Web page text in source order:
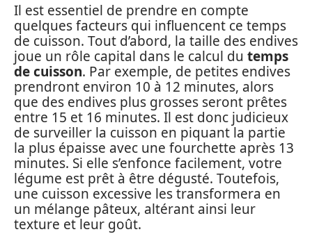
Il est essentiel de prendre en compte
quelques facteurs qui influencent ce temps
de cuisson. Tout d’abord, la taille des endives
joue un rôle capital dans le calcul du temps
de cuisson. Par exemple, de petites endives
prendront environ 10 à 12 minutes, alors
que des endives plus grosses seront prêtes
entre 15 et 16 minutes. Il est donc judicieux
de surveiller la cuisson en piquant la partie
la plus épaisse avec une fourchette après 13
minutes. Si elle s’enfonce facilement, votre
légume est prêt à être dégusté. Toutefois,
une cuisson excessive les transformera en
un mélange pâteux, altérant ainsi leur
texture et leur goût.